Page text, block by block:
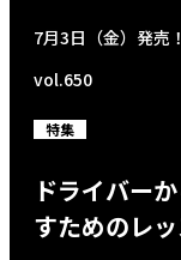
7月3日（金）発売！
vol.650
特集
ドライバー
すためのレ